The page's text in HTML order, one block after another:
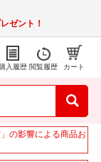
ゼント！
購入履歴 閲覧履歴 カート
の影響による商品お